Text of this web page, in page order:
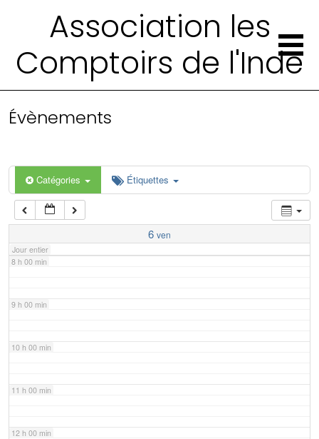
Association les
Comptoirs de l'Inde
Évènements
Catégories Étiquettes
6 ven
Jour entier
4 h 00 min
6 h 00 min
7 h 00 min
8 h 00 min
9 h 00 min
10 h 00 min
11 h 00 min
12 h 00 min